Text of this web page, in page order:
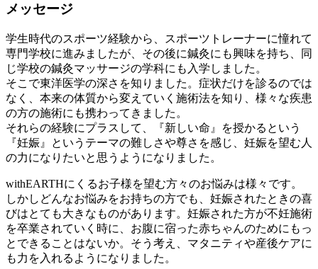
メッセージ
学生時代のスポーツ経験から、スポーツトレーナーに憧れて
専門学校に進みましたが、その後に鍼灸にも興味を持ち、同
じ学校の鍼灸マッサージの学科にも入学しました。
そこで東洋医学の深さを知りました。症状だけを診るのでは
なく、本来の体質から変えていく施術法を知り、様々な疾患
の方の施術にも携わってきました。
それらの経験にプラスして、『新しい命』を授かるという
『妊娠』というテーマの難しさや尊さを感じ、妊娠を望む人
の力になりたいと思うようになりました。
withEARTHにくるお子様を望む方々のお悩みは様々です。
しかしどんなお悩みをお持ちの方でも、妊娠されたときの喜
びはとても大きなものがあります。妊娠された方が不妊施術
を卒業されていく時に、お腹に宿った赤ちゃんのためにもっ
とできることはないか。そう考え、マタニティや産後ケアに
も力を入れるようになりました。